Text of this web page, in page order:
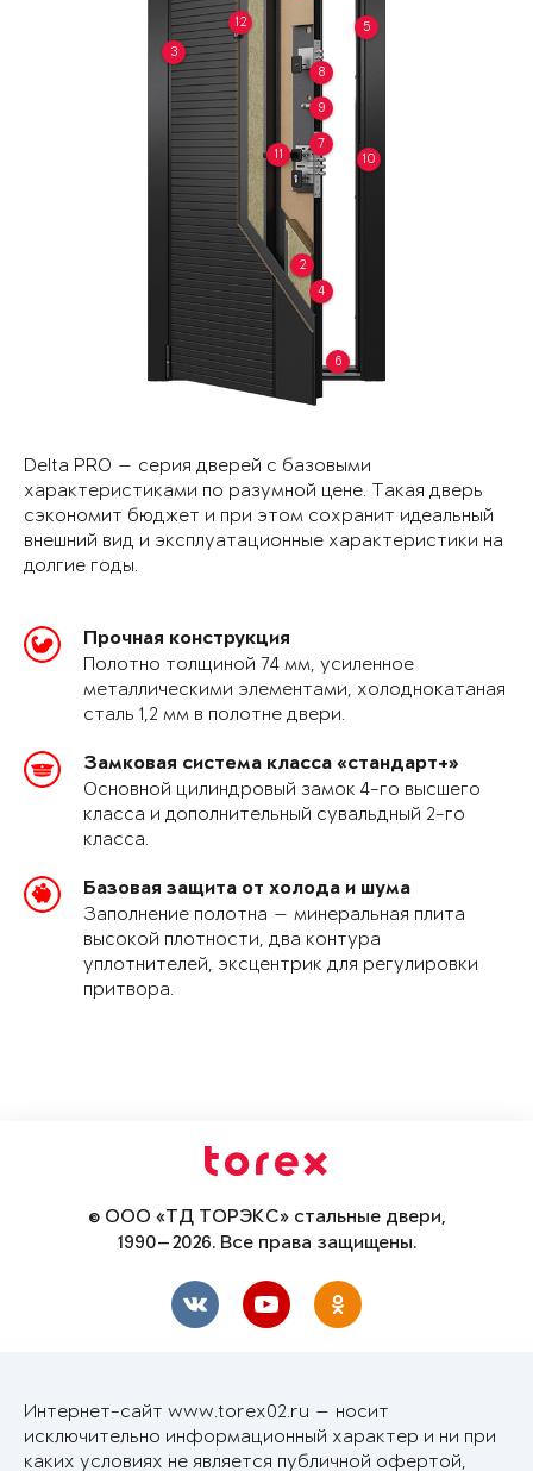
2
3
4
5
6
7
8
9
10
11
12
Delta PRO — серия дверей с базовыми
характеристиками по разумной цене. Такая дверь
сэкономит бюджет и при этом сохранит идеальный
внешний вид и эксплуатационные характеристики на
долгие годы.
Прочная конструкция
Полотно толщиной 74 мм, усиленное
металлическими элементами, холоднокатаная
сталь 1,2 мм в полотне двери.
Замковая система класса «стандарт+»
Основной цилиндровый замок 4-го высшего
класса и дополнительный сувальдный 2-го
класса.
Базовая защита от холода и шума
Заполнение полотна — минеральная плита
высокой плотности, два контура
уплотнителей, эксцентрик для регулировки
притвора.
© ООО «ТД ТОРЭКС» стальные двери,
1990—2026. Все права защищены.
Интернет-сайт www.torex02.ru — носит
исключительно информационный характер и ни при
каких условиях не является публичной офертой,